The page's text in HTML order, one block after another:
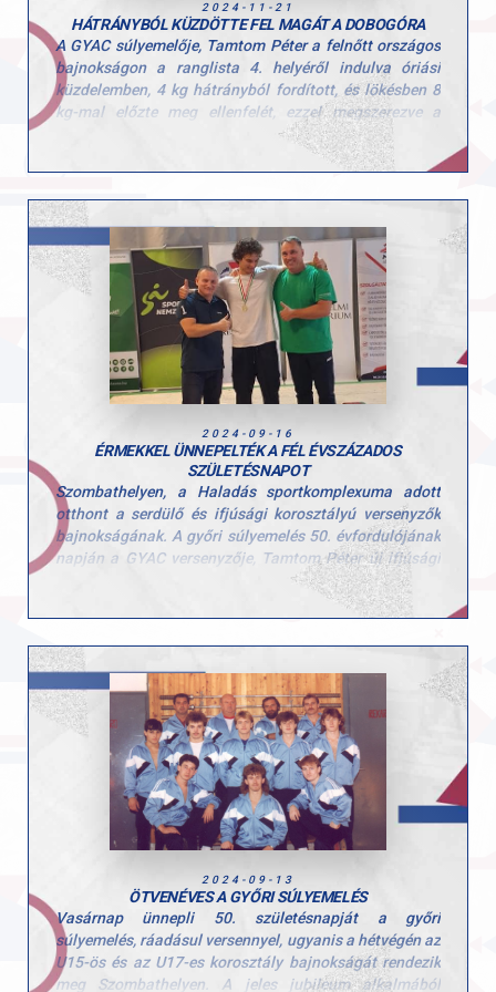
2024-11-21
HÁTRÁNYBÓL KÜZDÖTTE FEL MAGÁT A DOBOGÓRA
A GYAC súlyemelője, Tamtom Péter a felnőtt országos
bajnokságon a ranglista 4. helyéről indulva óriási
küzdelemben, 4 kg hátrányból fordított, és lökésben 8
kg-mal előzte meg ellenfelét, ezzel megszerezve a
bronzérmet, emellett új ifjúsági országos csúcsot is
felállított, amely immár 153 kg a 89 kg-ban
súlycsoportban. Tamtom 1,5 hónapon belül már a
második rekordját döntötte meg.
2024-09-16
ÉRMEKKEL ÜNNEPELTÉK A FÉL ÉVSZÁZADOS
SZÜLETÉSNAPOT
Szombathelyen, a Haladás sportkomplexuma adott
otthont a serdülő és ifjúsági korosztályú versenyzők
bajnokságának. A győri súlyemelés 50. évfordulójának
napján a GYAC versenyzője, Tamtom Péter új ifjúsági
lökés országos csúccsal (152 kg) nyerte meg a magyar
bajnokságot, szakításban 117 kg-ot teljesített. Pusztai
Kata, a GYAC birkózója is részt vett az ob-n, és az 55
kg-os súlycsoportban a serdülő országos bajnokság
ezüstérmeseként végzett 84 kg-os összeredménnyel
(szakításban 38, lökésben 46 kg).
2024-09-13
ÖTVENÉVES A GYŐRI SÚLYEMELÉS
Vasárnap ünnepli 50. születésnapját a győri
súlyemelés, ráadásul versennyel, ugyanis a hétvégén az
U15-ös és az U17-es korosztály bajnokságát rendezik
meg Szombathelyen. A jeles jubileum alkalmából